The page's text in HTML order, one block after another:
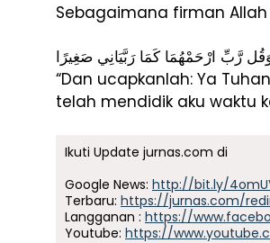
Sebagaimana firman Allah
رَّبِّ ارْحَمْهُمَا كَمَا رَبَّيَانِي صَغِيرًا
“Dan ucapkanlah: Ya
telah mendidik aku waktu
Ikuti Update jurnas.com di
Google News: http://bit.ly/
Terbaru: https://jurnas.com/
Langganan : https://
Youtube: https://